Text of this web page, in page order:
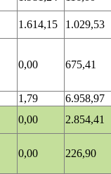
1.614,15
1.029,53
0,00 675,41
1,79
6.958,97
0,00
2.854,41
0,00 226,90